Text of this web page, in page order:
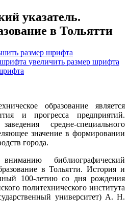
указатель.
в Тольятти
размер шрифта
увеличить размер шрифта
образование является
и прогресса предприятий.
средне-специального
значение в формировании
города.
библиографический
в Тольятти. История и
100-летию со дня рождения
политехнического института
университет) А. Н.